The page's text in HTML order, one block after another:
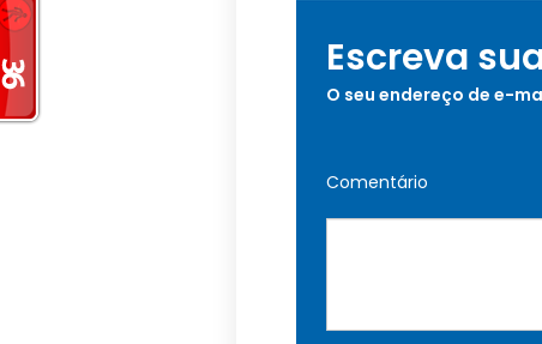
Escreva
O seu endereço de e-
Comentário